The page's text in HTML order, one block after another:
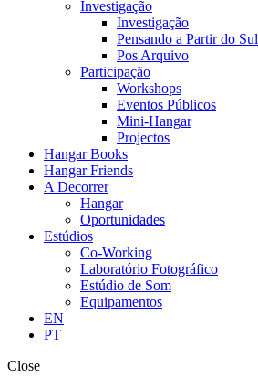
Investigação
Investigação
Pensando a Partir do Sul
Pos Arquivo
Participação
Workshops
Eventos Públicos
Mini-Hangar
Projectos
Hangar Books
Hangar Friends
A Decorrer
Hangar
Oportunidades
Estúdios
Co-Working
Laboratório Fotográfico
Estúdio de Som
Equipamentos
EN
PT
Close